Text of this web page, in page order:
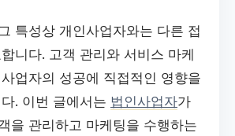
특성상 개인사업자와는 다른 접
니다. 고객 관리와 서비스 마케
업자의 성공에 직접적인 영향을
. 이번 글에서는 법인사업자가
을 관리하고 마케팅을 수행하는